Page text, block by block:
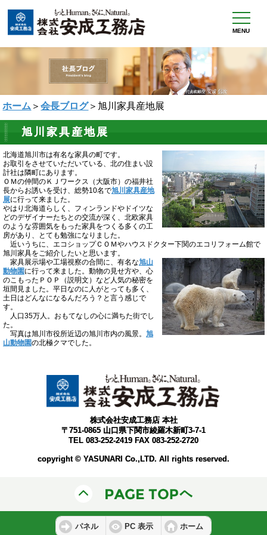
MENU
ホーム ＞会長ブログ＞旭川家具産地展
旭川家具産地展
北海道旭川市は有名な家具の町です。
お取引をさせていただいている、北の住まい設
計社は隣町にあります。
ＯＭの仲間のＫＪワークス（大阪市）の福井社
長からお誘いを受け、総勢10名で旭川家具産地
展に行って来ました。
やはり北海道らしく、フィンランドやドイツな
どのデザイナーたちとの交流が深く、北欧家具
のような雰囲気をもった家具をつくる多くの工
房があり、とても勉強になりました。
近いうちに、エコショップＣＯＭやハウスドクター下関のエコリフォーム館で
旭川家具をご紹介したいと思います。
家具展示場や工場視察の合間に、有名な旭山
動物園に行って来ました。動物の見せ方や、心
のこもったＰＯＰ（説明文）など人気の秘密を
垣間見ました。平日なのに人がとっても多く、
土日はどんなになるんだろう？と言う感じで
す。
人口35万人。おもてなしの心に満ちた街でし
た。
写真は旭川市役所近辺の旭川市内の風景。 旭
山動物園の北極クマでした。
株式会社安成工務店 本社
〒751-0865 山口県下関市綾羅木新町3-7-1
TEL 083-252-2419 FAX 083-252-2720
copyright © YASUNARI Co.,LTD. All rights reserved.
パネル PC 表示 ホーム